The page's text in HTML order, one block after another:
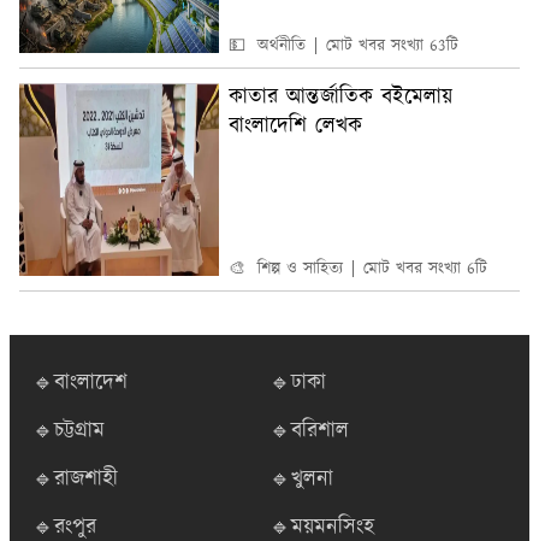
💵 অর্থনীতি মোট খবর সংখ্যা 63টি
কাতার আন্তর্জাতিক বইমেলায়
বাংলাদেশি লেখক
🎨 শিল্প ও সাহিত্য মোট খবর সংখ্যা 6টি
🔹বাংলাদেশ
🔹ঢাকা
🔹চট্টগ্রাম
🔹বরিশাল
🔹রাজশাহী
🔹খুলনা
🔹রংপুর
🔹ময়মনসিংহ